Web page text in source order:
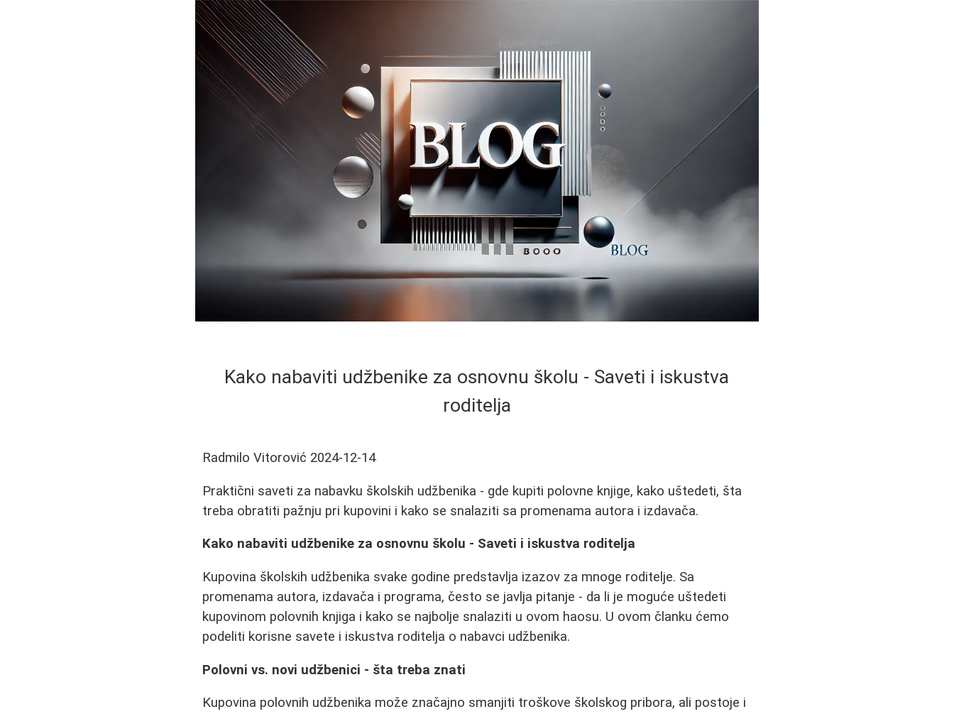
Kako nabaviti udžbenike za osnovnu školu - Saveti i iskustva
roditelja
Radmilo Vitorović 2024-12-14
Praktični saveti za nabavku školskih udžbenika - gde kupiti polovne knjige, kako uštedeti, šta
treba obratiti pažnju pri kupovini i kako se snalaziti sa promenama autora i izdavača.
Kako nabaviti udžbenike za osnovnu školu - Saveti i iskustva roditelja
Kupovina školskih udžbenika svake godine predstavlja izazov za mnoge roditelje. Sa
promenama autora, izdavača i programa, često se javlja pitanje - da li je moguće uštedeti
kupovinom polovnih knjiga i kako se najbolje snalaziti u ovom haosu. U ovom članku ćemo
podeliti korisne savete i iskustva roditelja o nabavci udžbenika.
Polovni vs. novi udžbenici - šta treba znati
Kupovina polovnih udžbenika može značajno smanjiti troškove školskog pribora, ali postoje i